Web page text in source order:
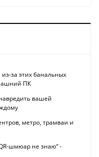
за этих банальных
ПК
вашей
метро, трамваи и
шмюар не знаю“ -